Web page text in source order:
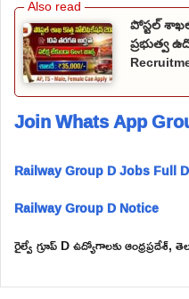
పోస్టల్
ప్రభుత్వ
Join Whats App
Railway Group D Jobs Full
Railway Group D Notice
రైల్వే గ్రూప్ D ఉద్యోగాలకు ఆంధ్రప్రదేశ్,